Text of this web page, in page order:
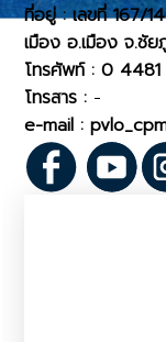
ที่อยู่ : เลขที่ 167/
เมือง อ.เมือง จ.ชั
โทรศัพท์ : 0
โทรสาร : -
e-mail :